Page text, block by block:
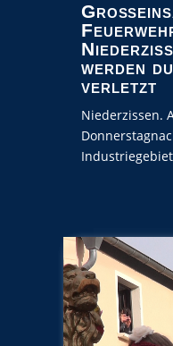
werden
verletzt
Niederzissen.